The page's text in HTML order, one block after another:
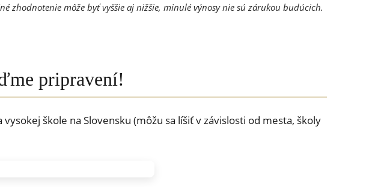
zhodnotenie môže byť vyššie aj nižšie, minulé výnosy nie sú zárukou budúcich.
pripravení!
škole na Slovensku (môžu sa líšiť v závislosti od mesta, školy